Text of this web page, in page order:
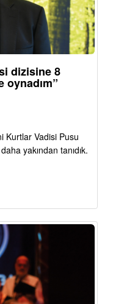
dizisine 8
Kurtlar Vadisi Pusu
yakından tanıdık.